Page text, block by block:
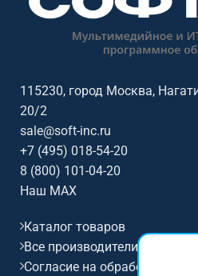
мест сотрудников. Софтинк
оборудование под задачу,
бюджет. Особенности: бренд
115230, город Москва,
20/2
sale@soft-inc.ru
+7 (495) 018-54-20
8 (800) 101-04-20
Наш MAX
Каталог товаров
Все производители
Согласие на обработку